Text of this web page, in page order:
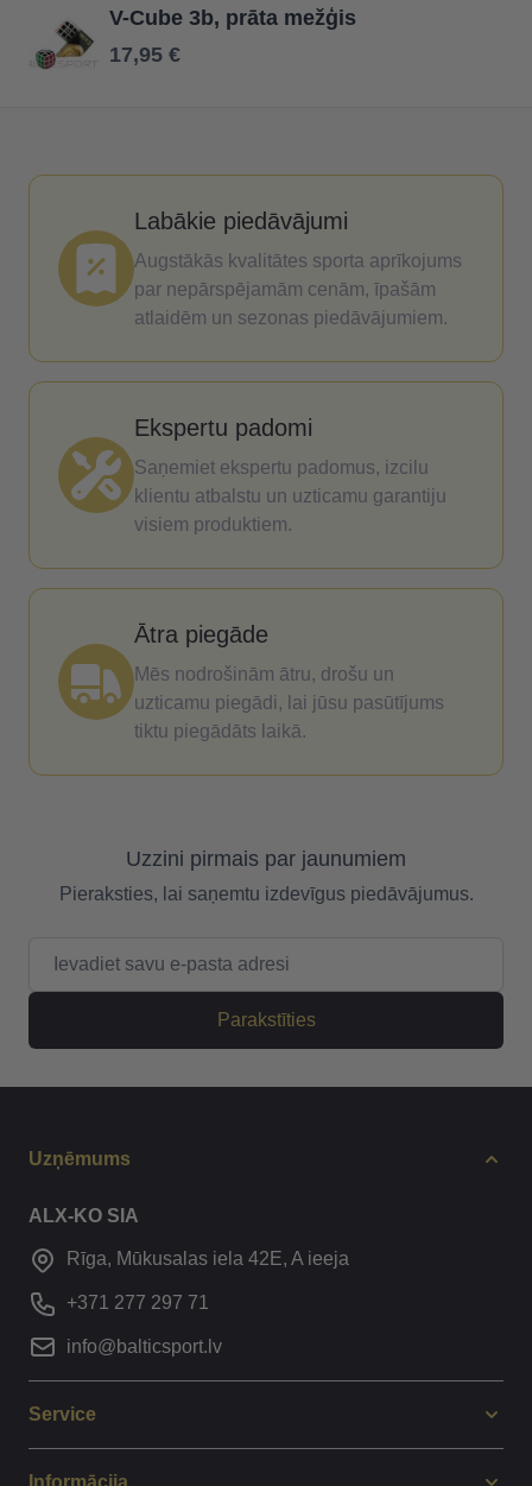
V-Cube 3b, prāta mežģis
17,95 €
Labākie piedāvājumi
Augstākās kvalitātes sporta aprīkojums
par nepārspējamām cenām, īpašām
atlaidēm un sezonas piedāvājumiem.
Ekspertu padomi
Saņemiet ekspertu padomus, izcilu
klientu atbalstu un uzticamu garantiju
visiem produktiem.
Ātra piegāde
Mēs nodrošinām ātru, drošu un
uzticamu piegādi, lai jūsu pasūtījums
tiktu piegādāts laikā.
Uzzini pirmais par jaunumiem
Pieraksties, lai saņemtu izdevīgus piedāvājumus.
Parakstīties
Uzņēmums
ALX-KO SIA
Rīga, Mūkusalas iela 42E, A ieeja
+371 277 297 71
info@balticsport.lv
Service